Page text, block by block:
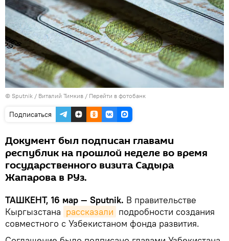
© Sputnik / Виталий Тимкив / Перейти в фотобанк
Подписаться
Документ был подписан главами
республик на прошлой неделе во время
государственного визита Садыра
Жапарова в РУз.
ТАШКЕНТ, 16 мар — Sputnik. В правительстве
Кыргызстана рассказали подробности создания
совместного с Узбекистаном фонда развития.